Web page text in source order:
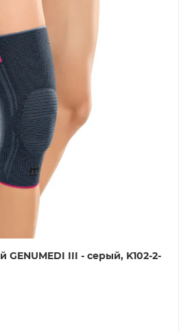
III - серый, K102-2-